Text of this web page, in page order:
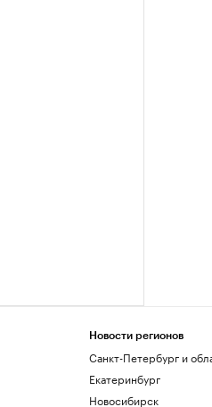
Новости регионов
Санкт-Петербург и
Екатеринбург
Новосибирск